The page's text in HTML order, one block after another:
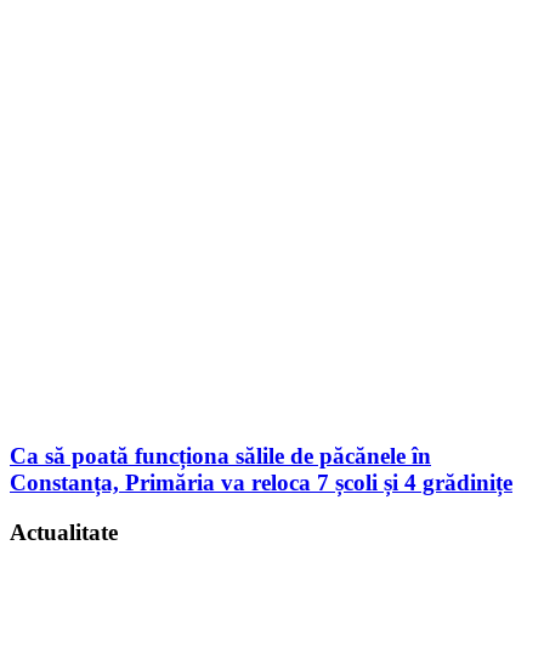
Ca să poată funcționa sălile de păcănele în
Constanța, Primăria va reloca 7 școli și 4 grădinițe
Actualitate